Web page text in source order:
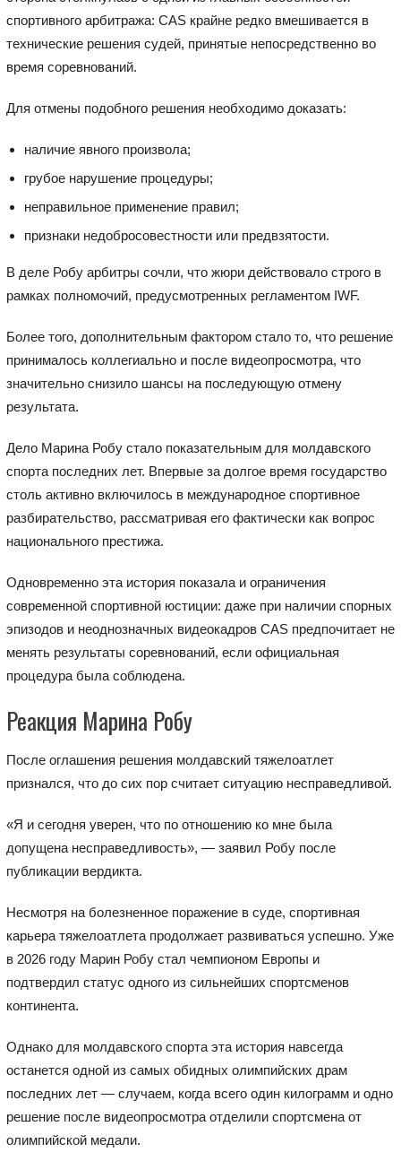
спортивного арбитража: CAS крайне редко вмешивается в
технические решения судей, принятые непосредственно во
время соревнований.
Для отмены подобного решения необходимо доказать:
наличие явного произвола;
грубое нарушение процедуры;
неправильное применение правил;
признаки недобросовестности или предвзятости.
В деле Робу арбитры сочли, что жюри действовало строго в
рамках полномочий, предусмотренных регламентом IWF.
Более того, дополнительным фактором стало то, что решение
принималось коллегиально и после видеопросмотра, что
значительно снизило шансы на последующую отмену
результата.
Дело Марина Робу стало показательным для молдавского
спорта последних лет. Впервые за долгое время государство
столь активно включилось в международное спортивное
разбирательство, рассматривая его фактически как вопрос
национального престижа.
Одновременно эта история показала и ограничения
современной спортивной юстиции: даже при наличии спорных
эпизодов и неоднозначных видеокадров CAS предпочитает не
менять результаты соревнований, если официальная
процедура была соблюдена.
Реакция Марина Робу
После оглашения решения молдавский тяжелоатлет
признался, что до сих пор считает ситуацию несправедливой.
«Я и сегодня уверен, что по отношению ко мне была
допущена несправедливость», — заявил Робу после
публикации вердикта.
Несмотря на болезненное поражение в суде, спортивная
карьера тяжелоатлета продолжает развиваться успешно. Уже
в 2026 году Марин Робу стал чемпионом Европы и
подтвердил статус одного из сильнейших спортсменов
континента.
Однако для молдавского спорта эта история навсегда
останется одной из самых обидных олимпийских драм
последних лет — случаем, когда всего один килограмм и одно
решение после видеопросмотра отделили спортсмена от
олимпийской медали.